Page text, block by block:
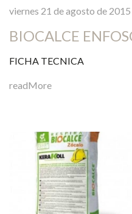
viernes 21 de agosto de 2015
BIOCALCE
FICHA TECNICA
readMore